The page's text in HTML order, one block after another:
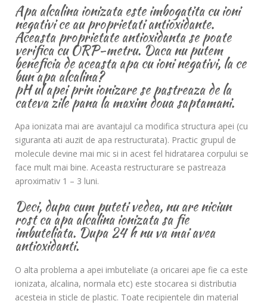
Apa alcalina ionizata este imbogatita cu ioni
negativi ce au proprietati antioxidante.
Aceasta proprietate antioxidanta se poate
verifica cu ORP-metru. Daca nu putem
beneficia de aceasta apa cu ioni negativi, la ce
bun apa alcalina?
pH ul apei prin ionizare se pastreaza de la
cateva zile pana la maxim doua saptamani.
Apa ionizata mai are avantajul ca modifica structura apei (cu
siguranta ati auzit de apa restructurata). Practic grupul de
molecule devine mai mic si in acest fel hidratarea corpului se
face mult mai bine. Aceasta restructurare se pastreaza
aproximativ 1 – 3 luni.
Deci, dupa cum puteti vedea, nu are niciun
rost ca apa alcalina ionizata sa fie
imbuteliata. Dupa 24 h nu va mai avea
antioxidanti.
O alta problema a apei imbuteliate (a oricarei ape fie ca este
ionizata, alcalina, normala etc) este stocarea si distributia
acesteia in sticle de plastic. Toate recipientele din material